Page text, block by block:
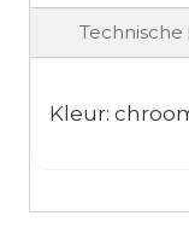
Technische
Kleur: